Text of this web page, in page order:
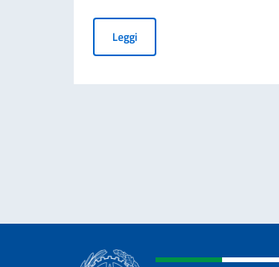
LeggiAVVISO PUBBLICO - FESTA